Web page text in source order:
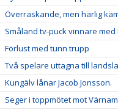
Överraskande, men härlig
Småland tv-puck vinnare
Förlust med tunn trupp
Två spelare uttagna till
Kungälv lånar Jacob Jonsson.
Seger i toppmötet mot